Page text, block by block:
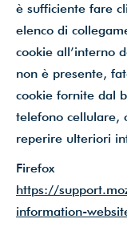
è sufficiente fare
elenco di
cookie all’interno
non è presente,
cookie fornite dal
telefono cellulare,
reperire ulteriori
Firefox
https://
information-